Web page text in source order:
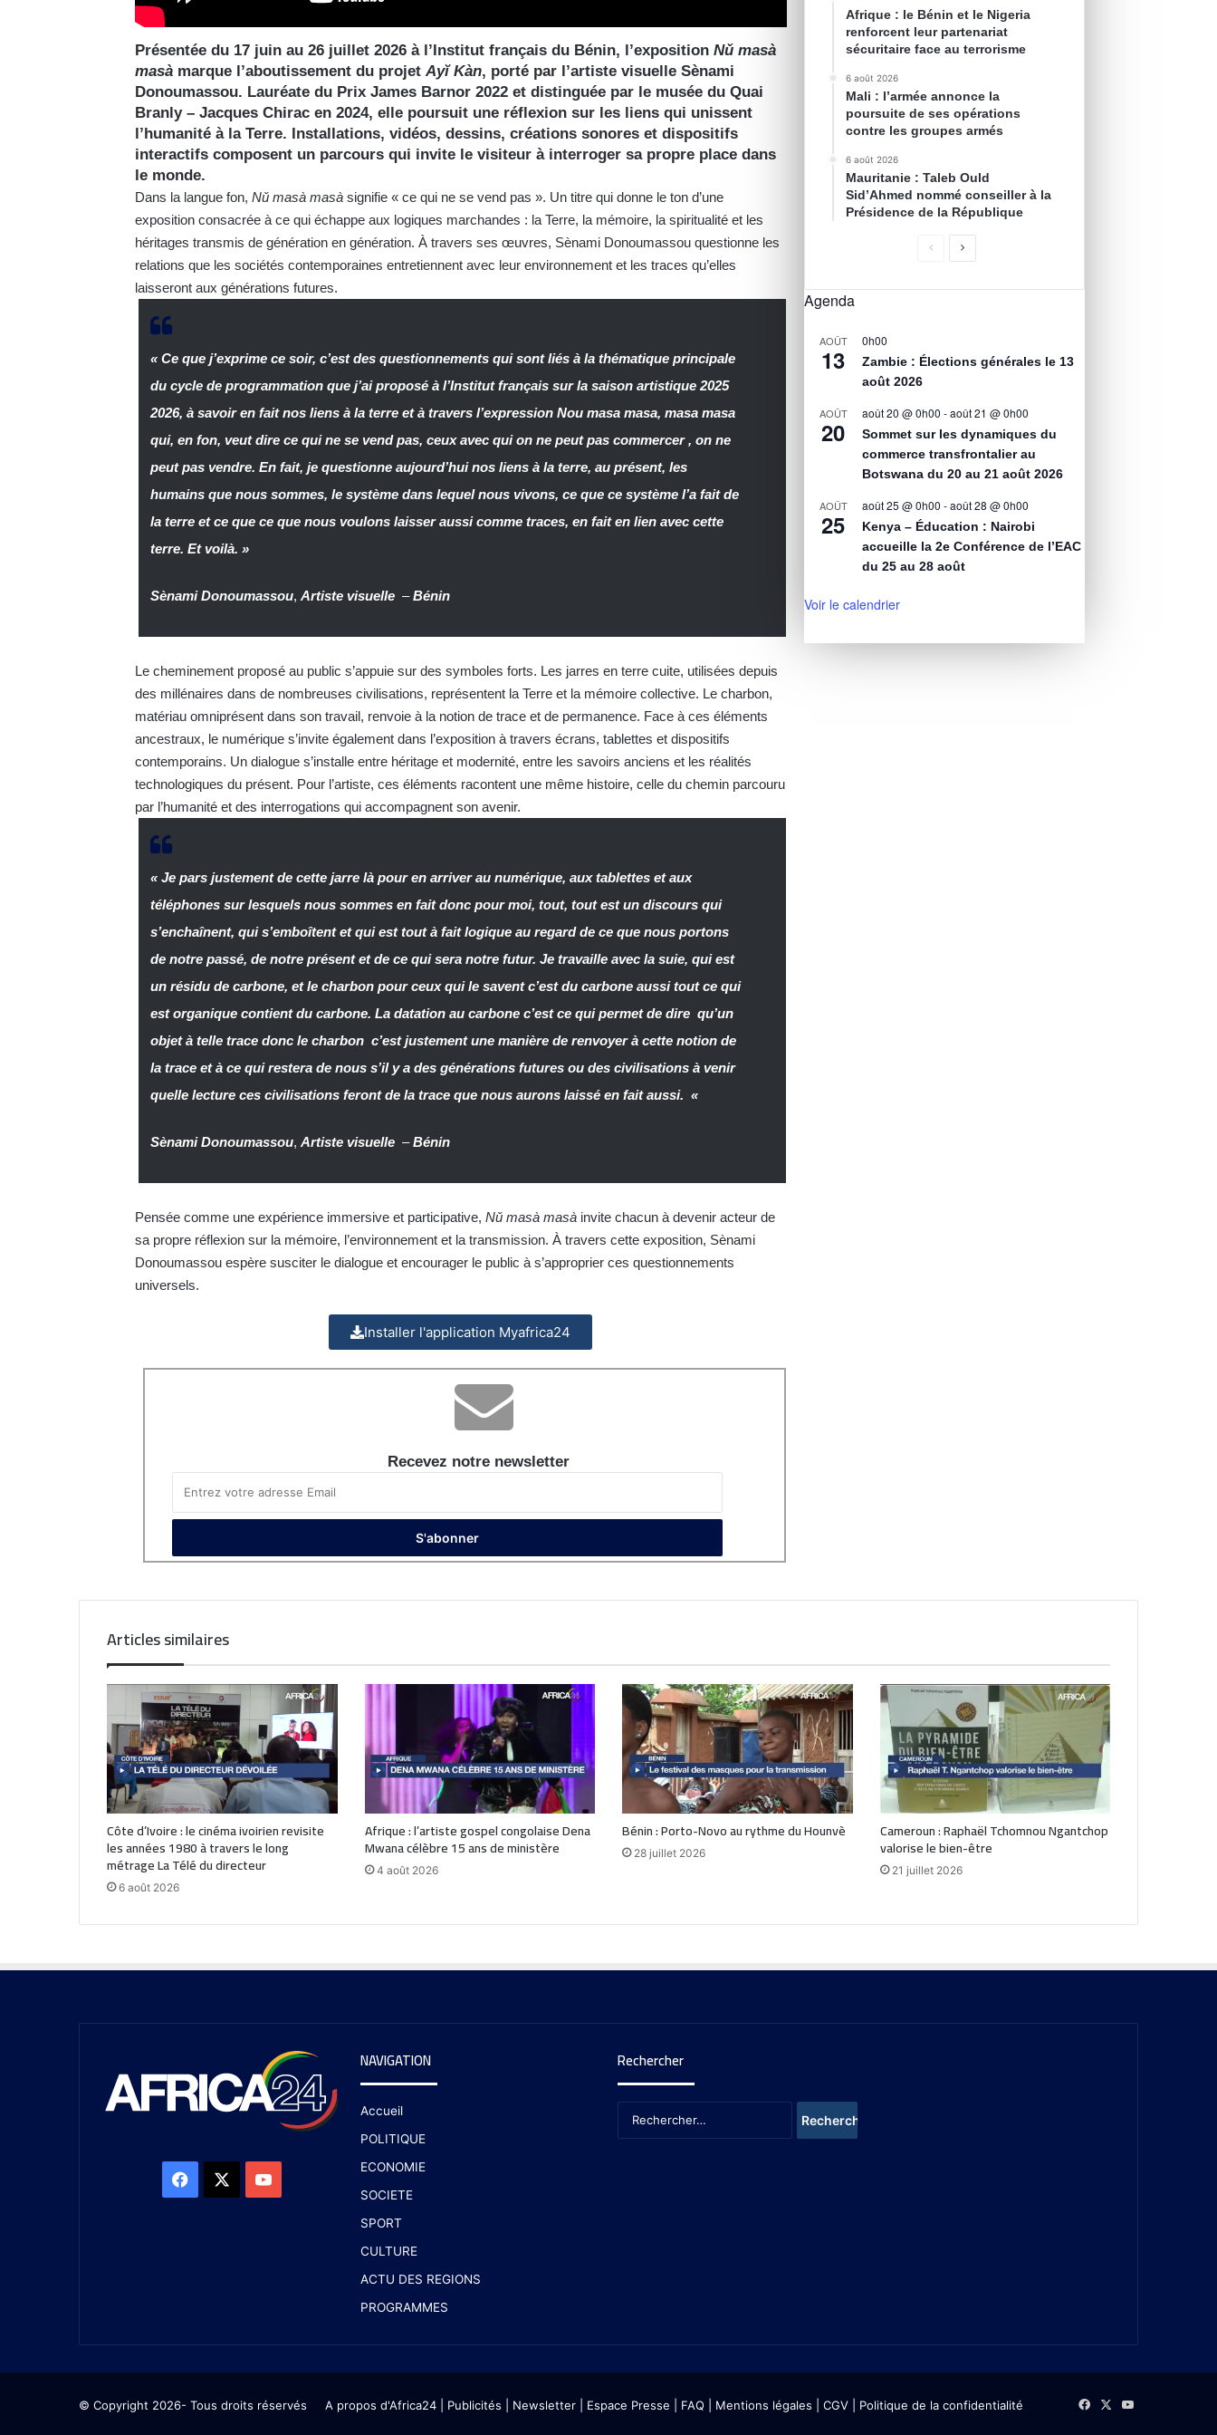
Présentée du 17 juin au 26 juillet 2026 à l’Institut français du Bénin, l’exposition Nǔ masà
masàmarque l’aboutissement du projet Ayĭ Kàn, porté par l’artiste visuelle Sènami
Donoumassou. Lauréate du Prix James Barnor 2022 et distinguée par le musée du Quai
Branly – Jacques Chirac en 2024, elle poursuit une réflexion sur les liens qui unissent
l’humanité à la Terre. Installations, vidéos, dessins, créations sonores et dispositifs
interactifs composent un parcours qui invite le visiteur à interroger sa propre place dans
le monde.
Dans la langue fon, Nǔ masà masàsignifie « ce qui ne se vend pas ». Un titre qui donne le ton d’une
exposition consacrée à ce qui échappe aux logiques marchandes : la Terre, la mémoire, la spiritualité et les
héritages transmis de génération en génération. À travers ses œuvres, Sènami Donoumassou questionne les
relations que les sociétés contemporaines entretiennent avec leur environnement et les traces qu’elles
laisseront aux générations futures.
« Ce que j’exprime ce soir, c’est des questionnements qui sont liés à la thématique principale
du cycle de programmation que j’ai proposé à l’Institut français sur la saison artistique 2025
2026, à savoir en fait nos liens à la terre et à travers l’expression Nou masa masa, masa masa
qui, en fon, veut dire ce qui ne se vend pas, ceux avec qui on ne peut pas commercer , on ne
peut pas vendre. En fait, je questionne aujourd’hui nos liens à la terre, au présent, les
humains que nous sommes, le système dans lequel nous vivons, ce que ce système l’a fait de
la terre et ce que ce que nous voulons laisser aussi comme traces, en fait en lien avec cette
terre. Et voilà. »
Sènami Donoumassou,Artiste visuelle–Bénin
Le cheminement proposé au public s’appuie sur des symboles forts. Les jarres en terre cuite, utilisées depuis
des millénaires dans de nombreuses civilisations, représentent la Terre et la mémoire collective. Le charbon,
matériau omniprésent dans son travail, renvoie à la notion de trace et de permanence. Face à ces éléments
ancestraux, le numérique s’invite également dans l’exposition à travers écrans, tablettes et dispositifs
contemporains. Un dialogue s’installe entre héritage et modernité, entre les savoirs anciens et les réalités
technologiques du présent. Pour l’artiste, ces éléments racontent une même histoire, celle du chemin parcouru
par l’humanité et des interrogations qui accompagnent son avenir.
« Je pars justement de cette jarre là pour en arriver au numérique, aux tablettes et aux
téléphones sur lesquels nous sommes en fait donc pour moi, tout, tout est un discours qui
s’enchaînent, qui s’emboîtent et qui est tout à fait logique au regard de ce que nous portons
de notre passé, de notre présent et de ce qui sera notre futur. Je travaille avec la suie, qui est
un résidu de carbone, et le charbon pour ceux qui le savent c’est du carbone aussi tout ce qui
est organique contient du carbone. La datation au carbone c’est ce qui permet de dire qu’un
objet à telle trace donc le charbon c’est justement une manière de renvoyer à cette notion de
la trace et à ce qui restera de nous s’il y a des générations futures ou des civilisations à venir
quelle lecture ces civilisations feront de la trace que nous aurons laissé en fait aussi. «
Sènami Donoumassou,Artiste visuelle–Bénin
Pensée comme une expérience immersive et participative, Nǔ masà masàinvite chacun à devenir acteur de
sa propre réflexion sur la mémoire, l’environnement et la transmission. À travers cette exposition, Sènami
Donoumassou espère susciter le dialogue et encourager le public à s’approprier ces questionnements
universels.
Installer l'application Myafrica24
Recevez notre newsletter
Afrique : le Bénin et le Nigeria
renforcent leur partenariat
sécuritaire face au terrorisme
6 août 2026
Mali : l’armée annonce la
poursuite de ses opérations
contre les groupes armés
6 août 2026
Mauritanie : Taleb Ould
Sid’Ahmed nommé conseiller à la
Présidence de la République
Agenda
AOÛT
13
0h00
Zambie : Élections générales le 13
août 2026
AOÛT
20
août 20 @ 0h00 -août 21 @ 0h00
Sommet sur les dynamiques du
commerce transfrontalier au
Botswana du 20 au 21 août 2026
AOÛT
25
août 25 @ 0h00 -août 28 @ 0h00
Kenya – Éducation : Nairobi
accueille la 2e Conférence de l’EAC
du 25 au 28 août
Voir le calendrier
Articles similaires
Côte d’Ivoire : le cinéma ivoirien revisite
les années 1980 à travers le long
métrage La Télé du directeur
6 août 2026
Afrique : l’artiste gospel congolaise Dena
Mwana célèbre 15 ans de ministère
4 août 2026
Bénin : Porto-Novo au rythme du Hounvè
28 juillet 2026
Cameroun : Raphaël Tchomnou Ngantchop
valorise le bien-être
21 juillet 2026
NAVIGATION
Accueil
POLITIQUE
ECONOMIE
SOCIETE
SPORT
CULTURE
ACTU DES REGIONS
PROGRAMMES
Rechercher
© Copyright 2026- Tous droits réservés A propos d'Africa24 Publicités Newsletter Espace Presse | FAQ | Mentions légales | CGV Politique de la confidentialité